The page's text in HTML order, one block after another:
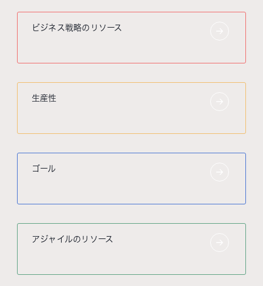
ビジネス戦略のリソース
生産性
ゴール
アジャイルのリソース